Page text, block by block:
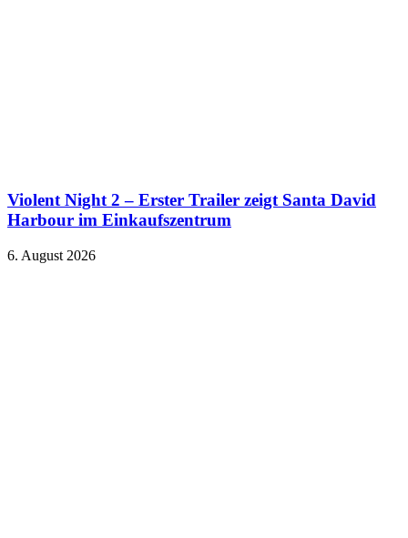
Violent Night 2 – Erster Trailer zeigt Santa David
Harbour im Einkaufszentrum
6. August 2026